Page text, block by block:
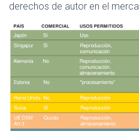
derechos de autor en el